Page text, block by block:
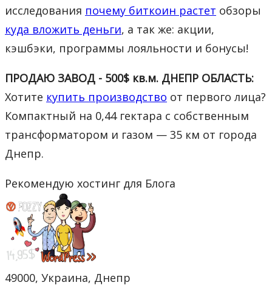
исследования почему биткоин растет обзоры
куда вложить деньги, а так же: акции,
кэшбэки, программы лояльности и бонусы!
ПРОДАЮ ЗАВОД - 500$ кв.м. ДНЕПР ОБЛАСТЬ:
Хотите купить производство от первого лица?
Компактный на 0,44 гектара с собственным
трансформатором и газом — 35 км от города
Днепр.
Рекомендую хостинг для Блога
49000, Украина, Днепр